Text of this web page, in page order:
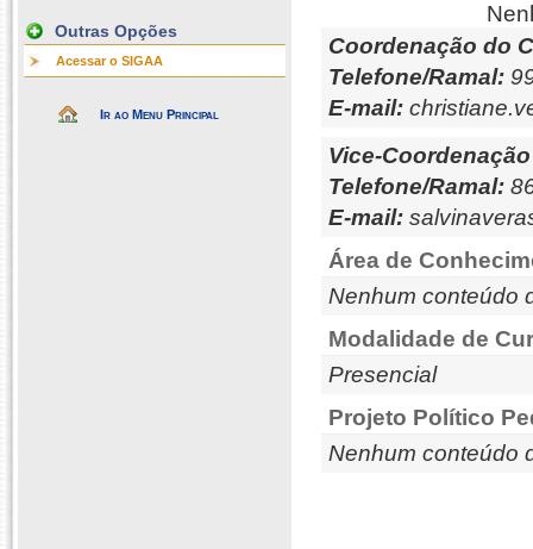
Outras Opções
Acessar o SIGAA
Ir ao Menu Principal
Coordenação do
Telefone/Ramal:
E-mail:
Vice-
Telefone/Ramal:
E-mail:
Área de
Nenhum conteúdo
Modalidade de
Presencial
Projeto Político
Nenhum conteúdo